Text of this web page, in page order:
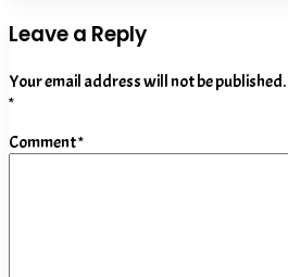
Leave a Reply
Your email address will not be published.
*
Comment*